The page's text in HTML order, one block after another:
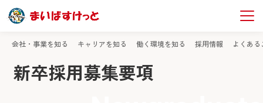
会社・事業を知る キャリアを知る 働く環境を知る 採用情報 よくあ
TOP 社員採用情報 新卒採用募集要項
新卒採用募集要項